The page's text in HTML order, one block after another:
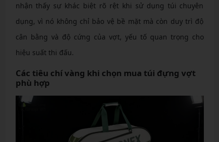
nhận thấy sự khác biệt rõ rệt khi sử dụng túi chuyên
dụng, vì nó không chỉ bảo vệ bề mặt mà còn duy trì độ
cân bằng và độ cứng của vợt, yếu tố quan trọng cho
hiệu suất thi đấu.
Các tiêu chí vàng khi chọn mua túi đựng vợt
phù hợp